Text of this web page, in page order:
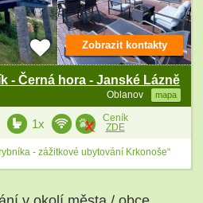
- Černá hora - Janské Lázně
Oblanov mapa
Zobrazit kontakty
1x
Ceník
ZDE
- zážitkové ubytování Krkonoše“